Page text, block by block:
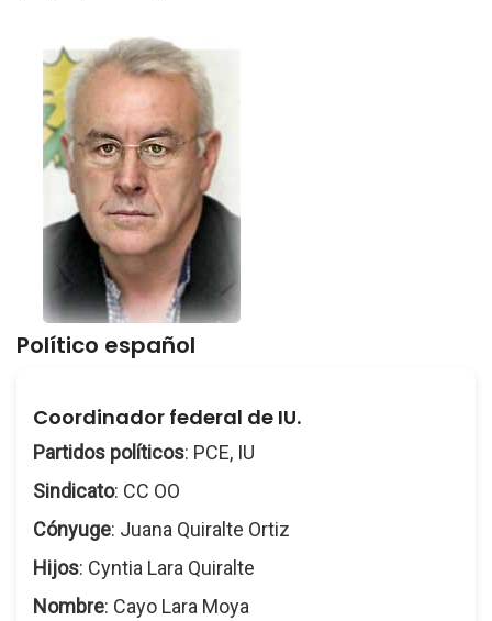
Político español
Coordinador federal de IU.
Partidos políticos: PCE, IU
Sindicato: CC OO
Cónyuge: Juana Quiralte Ortiz
Hijos: Cyntia Lara Quiralte
Nombre: Cayo Lara Moya